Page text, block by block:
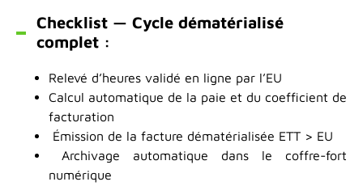
Checklist — Cycle dématérialisé
complet :
Relevé d’heures validé en ligne par l’EU
Calcul automatique de la paie et du coefficient de
facturation
Émission de la facture dématérialisée ETT > EU
Archivage automatique dans le coffre-fort
numérique